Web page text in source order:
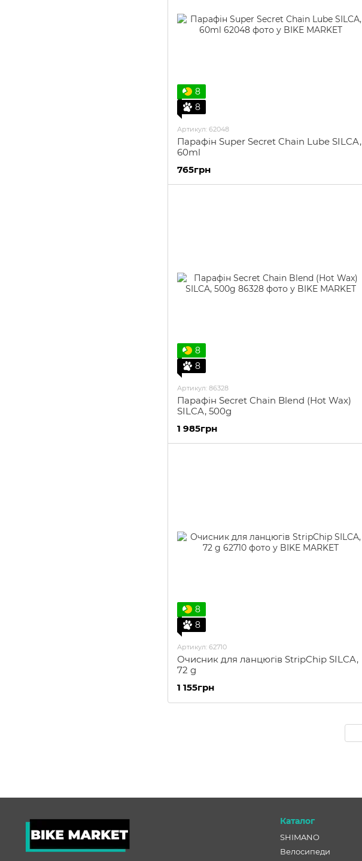
8
8
Артикул: 62048
Парафін Super Secret Chain Lube SILCA,
60ml
765грн
8
8
Артикул: 86328
Парафін Secret Chain Blend (Hot Wax)
SILCA, 500g
1 985грн
8
8
Артикул: 62710
Очисник для ланцюгів StripChip SILCA,
72 g
1 155грн
Каталог
SHIMANO
Велосипеди